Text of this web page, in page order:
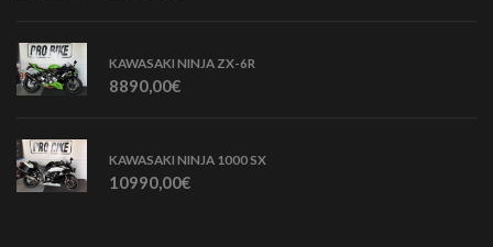
KAWASAKI NINJA ZX-6R
8890,00€
KAWASAKI NINJA 1000 SX
10990,00€